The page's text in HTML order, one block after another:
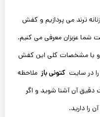
ترند می پردازیم و کفش
شما عزبزان ‌معرفی می کنیم.
و با مشخصات کلی این کفش
در سایت کتونی باز ملاحظه
آن آشنا شوید و اگر
را دارید.